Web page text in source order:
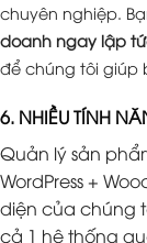
chuyên nghiệp.
doanh ngay lập
để chúng tôi giúp
6. NHIỀU TÍNH
Quản lý sản
WordPress +
diện của chúng
cả 1 hệ thống